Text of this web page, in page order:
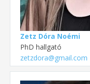
Zetz Dóra Noémi
PhD hallgató
zetzdora@gmail.com